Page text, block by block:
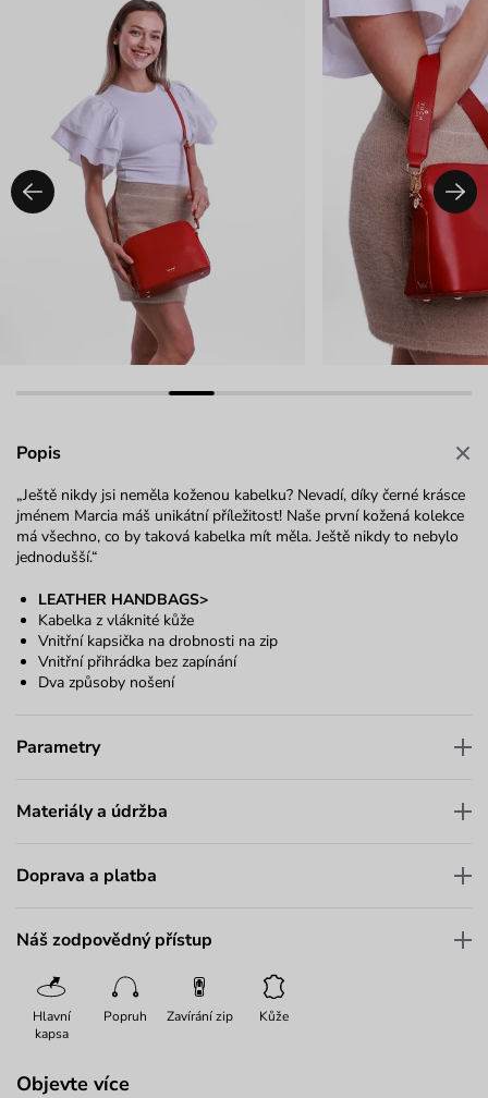
Popis
„Ještě nikdy jsi neměla koženou kabelku? Nevadí, díky černé krásce
jménem Marcia máš unikátní příležitost! Naše první kožená kolekce
má všechno, co by taková kabelka mít měla. Ještě nikdy to nebylo
jednodušší.“
LEATHER HANDBAGS>
Kabelka z vláknité kůže
Vnitřní kapsička na drobnosti na zip
Vnitřní přihrádka bez zapínání
Dva způsoby nošení
Parametry
Materiály a údržba
Doprava a platba
Náš zodpovědný přístup
Hlavní
kapsa
Popruh Zavírání zip Kůže
Objevte více